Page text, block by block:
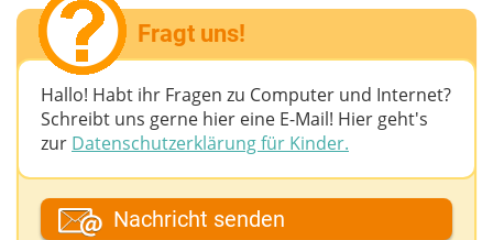
Fragt uns!
Hallo! Habt ihr Fragen zu Computer und Internet?
Schreibt uns gerne hier eine E-Mail! Hier geht's
zur Datenschutzerklärung für Kinder.
Dein Fantasiename
Nachricht senden